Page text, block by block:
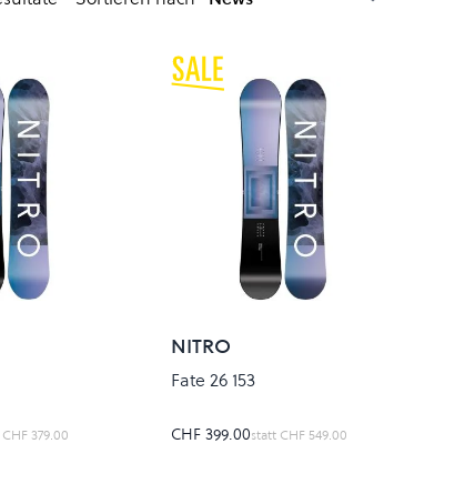
CHF 379.00
NITRO
Fate 26 153
CHF 399.00statt CHF 549.00